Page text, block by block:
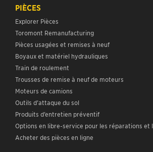
PIÈCES
Explorer Pièces
Toromont Remanufacturing
Pièces usagées et remises à neuf
Boyaux et matériel hydrauliques
Train de roulement
Trousses de remise à neuf de moteurs
Moteurs de camions
Outils d’attaque du sol
Produits d’entretien préventif
Options en libre-service pour les réparations et
Acheter des pièces en ligne